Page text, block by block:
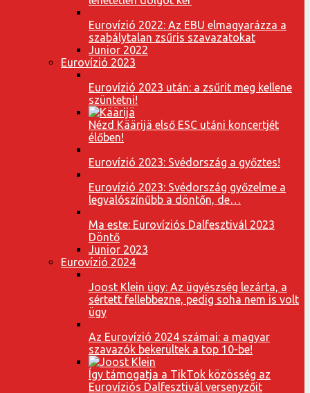
Eurovízió 2022: Az EBU elmagyarázza a
szabálytalan zsűris szavazatokat
Junior 2022
Eurovízió 2023
Eurovízió 2023 után: a zsűrit meg kellene
szüntetni!
Nézd Käärijä első ESC utáni koncertjét
élőben!
Eurovízió 2023: Svédország a győztes!
Eurovízió 2023: Svédország győzelme a
legvalószínűbb a döntőn, de…
Ma este: Eurovíziós Dalfesztivál 2023
Döntő
Junior 2023
Eurovízió 2024
Joost Klein ügy: Az ügyészség lezárta, a
sértett fellebbezne, pedig soha nem is volt
ügy
Az Eurovízió 2024 számai: a magyar
szavazók bekerültek a top 10-be!
Így támogatja a TikTok közösség az
Eurovíziós Dalfesztivál versenyzőit